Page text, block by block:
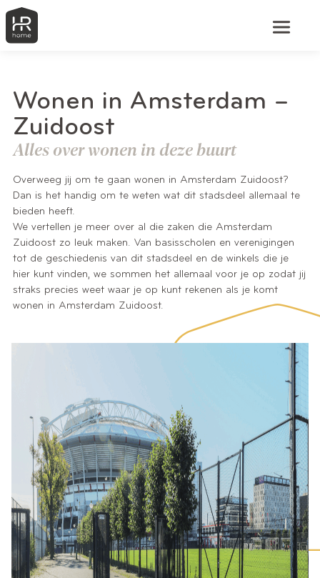
Wonen in Amsterdam –
Zuidoost
Alles over wonen in deze buurt
Overweeg jij om te gaan wonen in Amsterdam Zuidoost?
Dan is het handig om te weten wat dit stadsdeel allemaal te
bieden heeft.
We vertellen je meer over al die zaken die Amsterdam
Zuidoost zo leuk maken. Van basisscholen en verenigingen
tot de geschiedenis van dit stadsdeel en de winkels die je
hier kunt vinden, we sommen het allemaal voor je op zodat jij
straks precies weet waar je op kunt rekenen als je komt
wonen in Amsterdam Zuidoost.